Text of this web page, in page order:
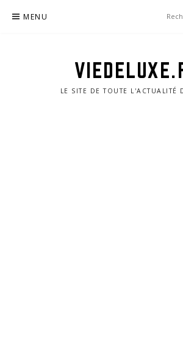
MENU
LE SITE DE TOUTE L'ACTUALITÉ